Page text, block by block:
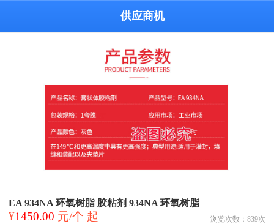
供应商机
EA 934NA 环氧树脂 胶粘剂 934NA 环氧树脂
¥1450.00 元/个 起 浏览次数： 839次